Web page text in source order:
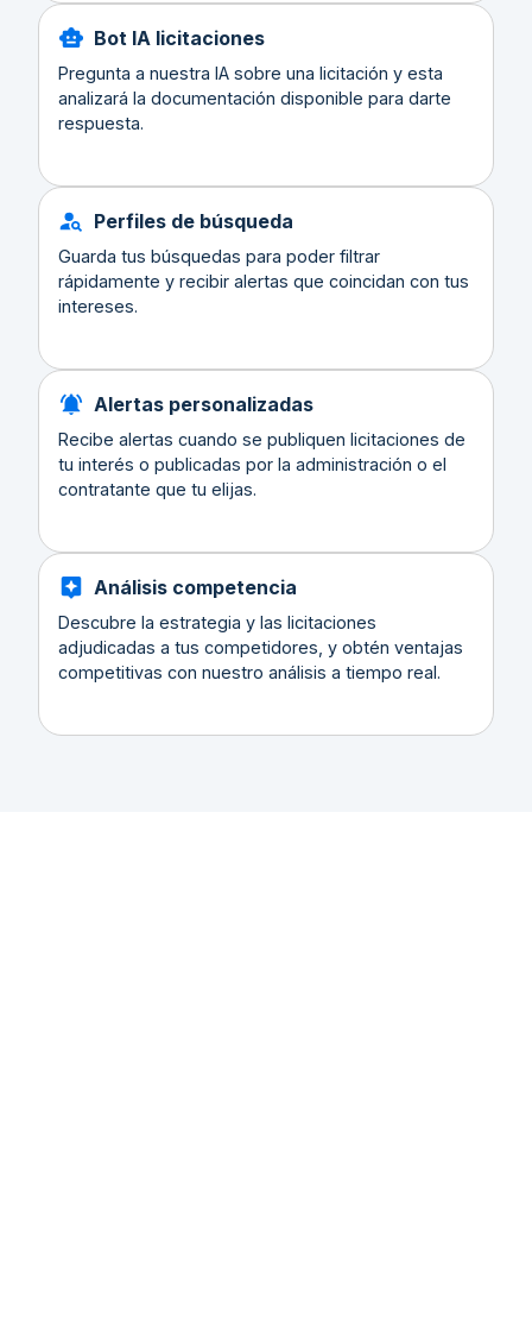
Bot IA licitaciones
Pregunta a nuestra IA sobre una licitación y esta
analizará la documentación disponible para darte
respuesta.
Perfiles de búsqueda
Guarda tus búsquedas para poder filtrar
rápidamente y recibir alertas que coincidan con tus
intereses.
Alertas personalizadas
Recibe alertas cuando se publiquen licitaciones de
tu interés o publicadas por la administración o el
contratante que tu elijas.
Análisis competencia
Descubre la estrategia y las licitaciones
adjudicadas a tus competidores, y obtén ventajas
competitivas con nuestro análisis a tiempo real.